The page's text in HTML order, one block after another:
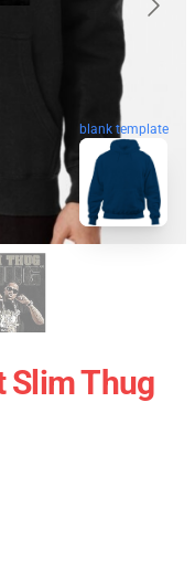
blank template
Slim Thug